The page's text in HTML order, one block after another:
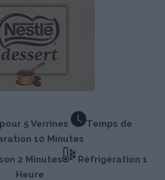
5 Verrines
Temps de
10 Minutes
2 Minutes
Réfrigération 1
Heure